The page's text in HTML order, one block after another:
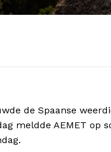
de Spaanse
meldde AEMET op